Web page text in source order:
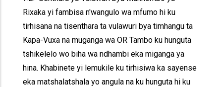
Rixaka yi fambisa n'wangulo wa mfumo hi ku
tirhisana na tisenthara ta vulawuri bya timhangu ta
Kapa-Vuxa na muganga wa OR Tambo ku hunguta
tshikelelo wo biha wa ndhambi eka miganga ya
hina. Khabinete yi lemukile ku tirhisiwa ka sayense
eka matshalatshala yo angula na ku hunguta hi ku